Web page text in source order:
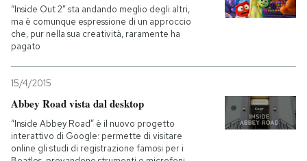
“Inside Out 2” sta andando meglio degli altri,
ma è comunque espressione di un approccio
che, pur nella sua creatività, raramente ha
pagato
15/4/2015
Abbey Road vista dal desktop
“Inside Abbey Road” è il nuovo progetto
interattivo di Google: permette di visitare
online gli studi di registrazione famosi per i